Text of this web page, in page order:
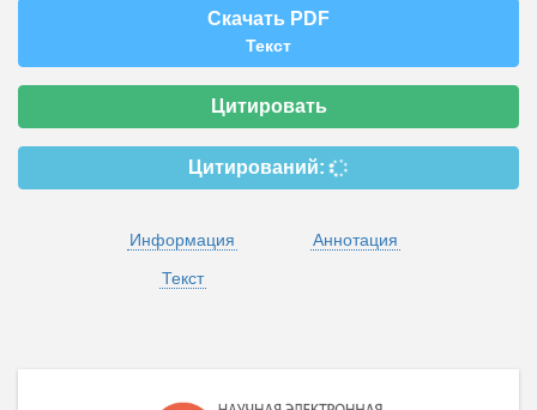
Скачать PDF
Текст
Цитировать
Цитирований:
Информация
Аннотация
Текст